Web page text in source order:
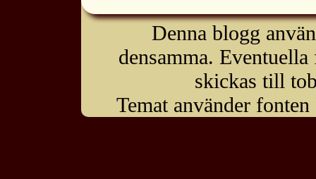
Denna blogg
densamma.
skickas till
Temat använder fonten